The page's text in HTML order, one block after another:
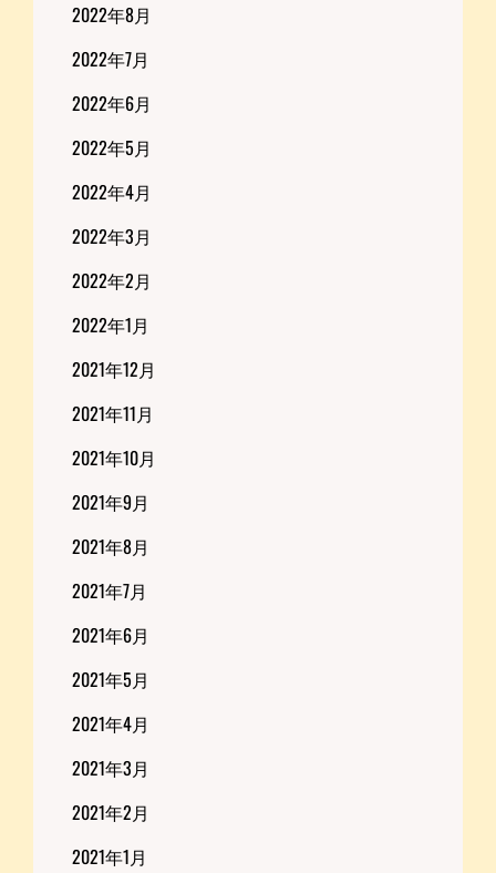
2022年8月
2022年7月
2022年6月
2022年5月
2022年4月
2022年3月
2022年2月
2022年1月
2021年12月
2021年11月
2021年10月
2021年9月
2021年8月
2021年7月
2021年6月
2021年5月
2021年4月
2021年3月
2021年2月
2021年1月